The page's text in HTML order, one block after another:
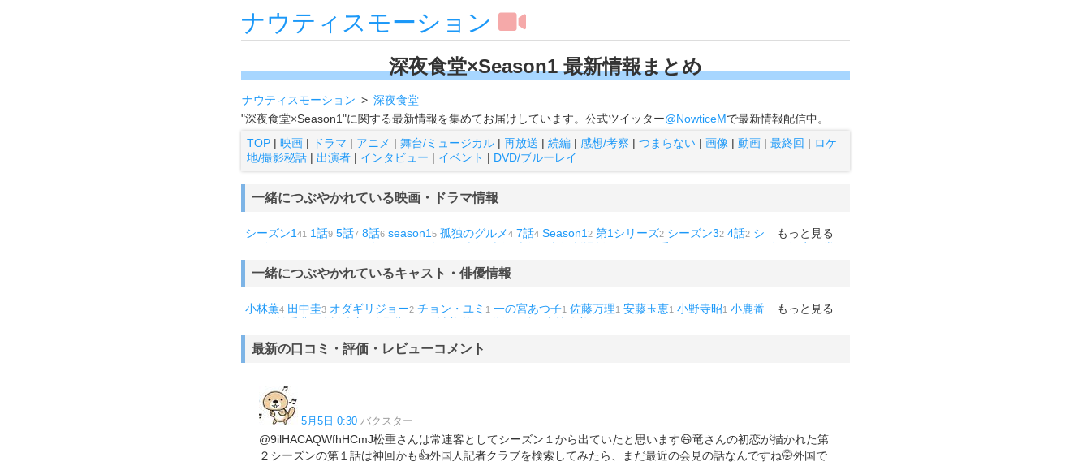
ナウティスモーション
深夜食堂×Season1 最新情報まとめ
ナウティスモーション
深夜食堂
"深夜食堂×Season1"に関する最新情報を集めてお届けしています。公式ツイッター@NowticeMで最新情報配信中。
TOP | 映画 | ドラマ | アニメ | 舞台/ミュージカル | 再放送 | 続編 | 感想/考察 | つまらない | 画像 | 動画 | 最終回 | ロケ
地/撮影秘話 | 出演者 | インタビュー | イベント | DVD/ブルーレイ
一緒につぶやかれている映画・ドラマ情報
もっと見る
シーズン141 1話9 5話7 8話6 season15 孤独のグルメ4 7話4 Season12 第1シリーズ2 シーズン32 4話2 シーズン21 第2シ
ッチン1 こんなところで裏切り飯1 飯を喰らひて華と告ぐ
一緒につぶやかれているキャスト・俳優情報
もっと見る
小林薫4 田中圭3 オダギリジョー2 チョン・ユミ 1 一の宮あつ子1 佐藤万理1 安藤玉恵1 小野寺昭1 小鹿番 山口崇1
村上
最新の口コミ・評価・レビューコメント
5月5日 0:30 バクスター
@9ilHACAQWfhHCmJ松重さんは常連客としてシーズン１から出ていたと思います😆竜さんの初恋が描かれた第
２シーズンの第１話は神回かも👍外国人記者クラブを検索してみたら、まだ最近の会見の話なんですね🤭外国で